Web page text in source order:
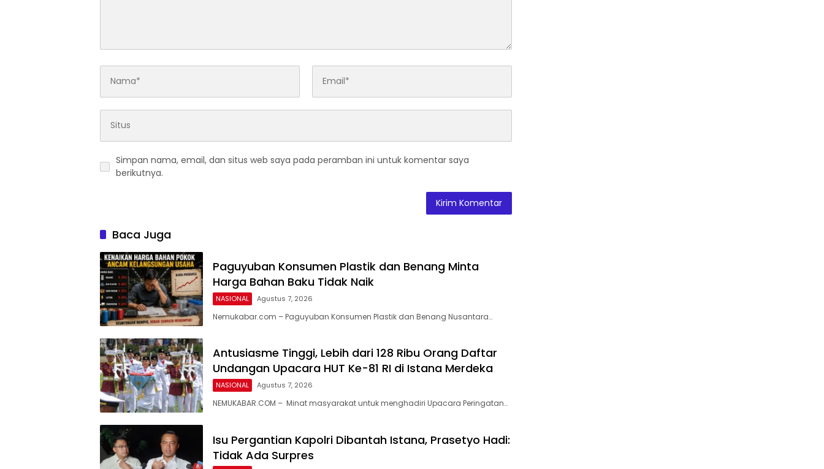
Simpan nama, email, dan situs web saya pada peramban ini untuk komentar saya
berikutnya.
Baca Juga
Paguyuban Konsumen Plastik dan Benang Minta
Harga Bahan Baku Tidak Naik
NASIONAL Agustus 7, 2026
Nemukabar.com – Paguyuban Konsumen Plastik dan Benang Nusantara…
Antusiasme Tinggi, Lebih dari 128 Ribu Orang Daftar
Undangan Upacara HUT Ke-81 RI di Istana Merdeka
NASIONAL Agustus 7, 2026
NEMUKABAR.COM – Minat masyarakat untuk menghadiri Upacara Peringatan…
Isu Pergantian Kapolri Dibantah Istana, Prasetyo Hadi:
Tidak Ada Surpres